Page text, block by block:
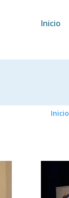
Inicio
Inicio